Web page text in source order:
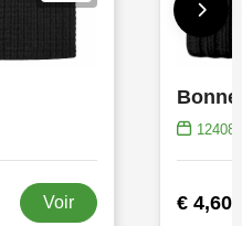
Voir
12408
€ 4,60